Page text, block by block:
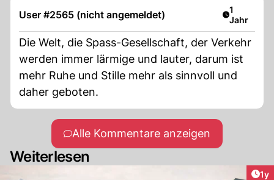
verboten.
User #2565 (nicht angemeldet) Artikel
1
Jahr
Die Welt, die Spass-Gesellschaft, der Verkehr
werden immer lärmige und lauter, darum ist
mehr Ruhe und Stille mehr als sinnvoll und
daher geboten.
Alle Kommentare anzeigen
Weiterlesen
1y